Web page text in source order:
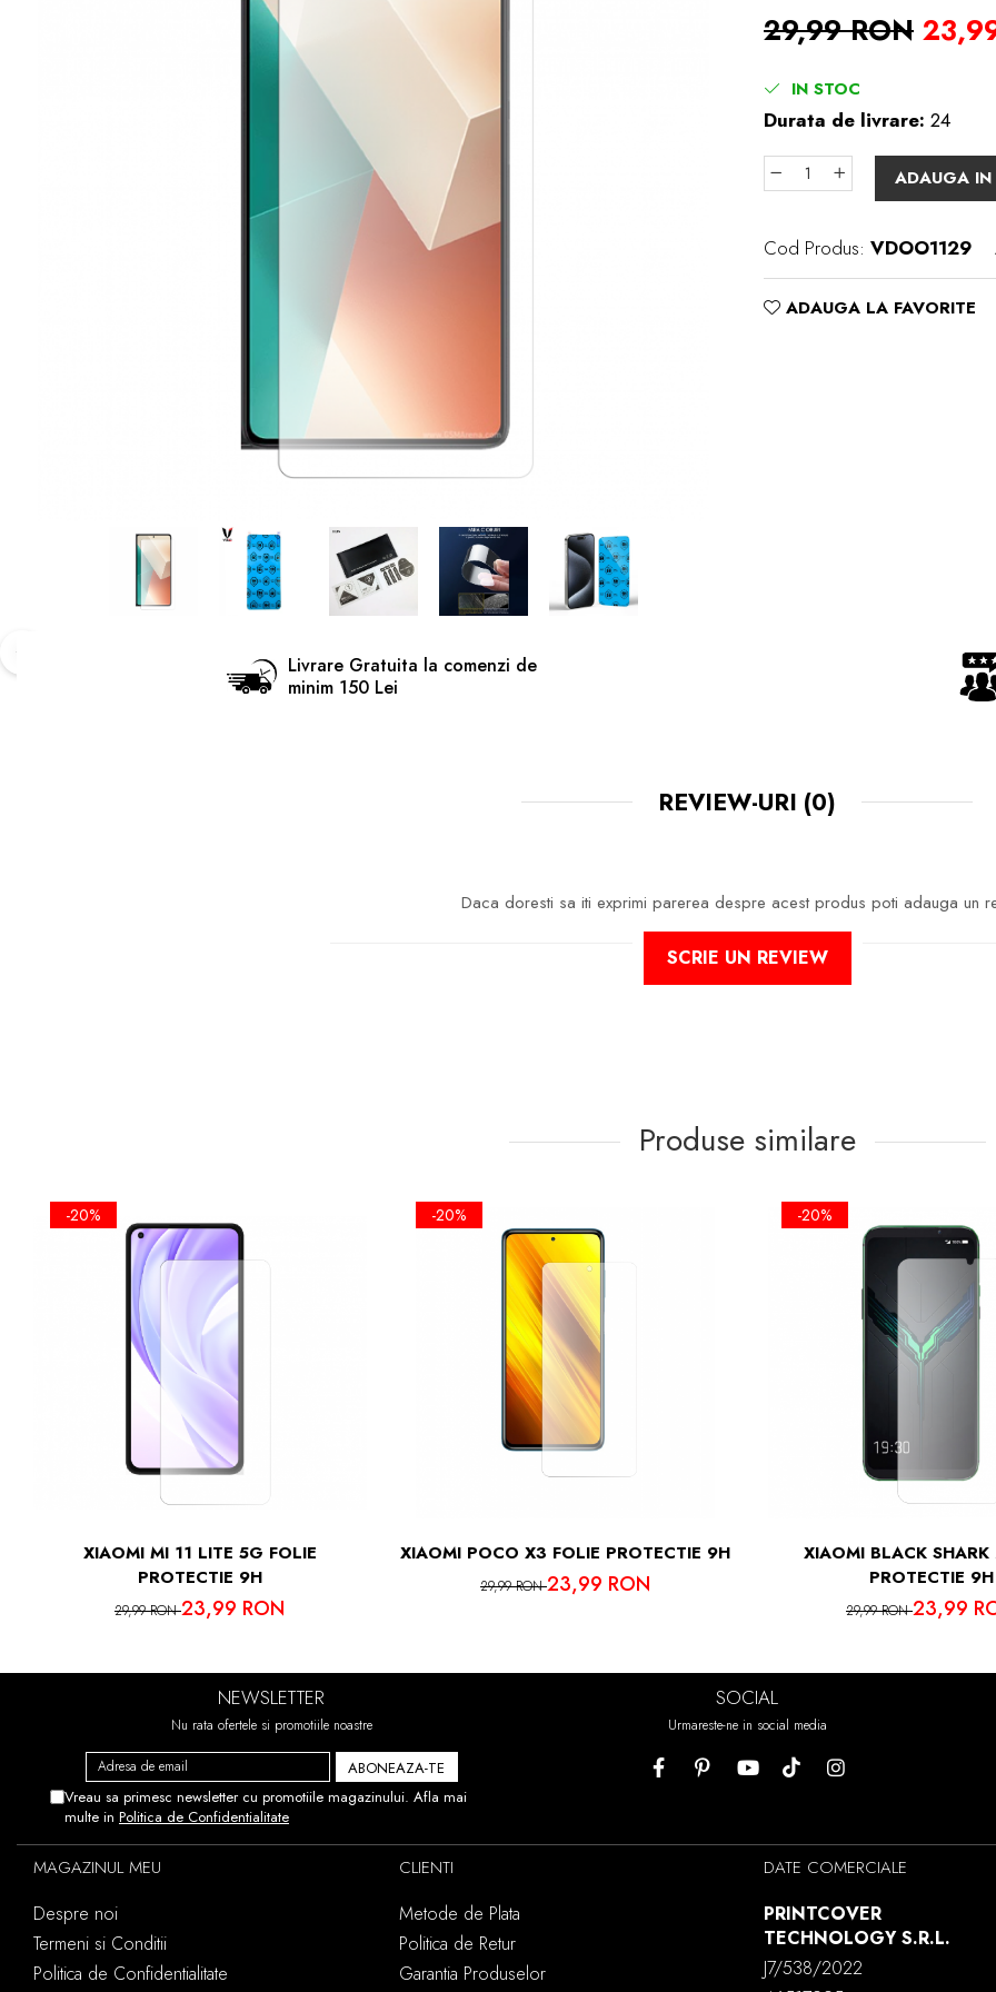
29,99 RON
IN STOC
Durata de livrare: 24
ADAUGA IN
Cod Produs: VDOO1129
ADAUGA LA FAVORITE
Livrare Gratuita la comenzi de
minim 150 Lei
REVIEW-URI (0)
Daca doresti sa iti exprimi parerea despre acest produs poti adauga un
SCRIE UN REVIEW
Produse similare
-20%
XIAOMI MI 11 LITE 5G FOLIE
PROTECTIE 9H
29,99 RON23,99 RON
-20%
XIAOMI POCO X3 FOLIE PROTECTIE 9H
29,99 RON23,99 RON
-20%
XIAOMI BLACK SHARK
PROTECTIE 9H
29,99 RON23,99
NEWSLETTER
Nu rata ofertele si promotiile noastre
Vreau sa primesc newsletter cu promotiile magazinului. Afla mai
multe in Politica de Confidentialitate
SOCIAL
Urmareste-ne in social media
MAGAZINUL MEU
Despre noi
Termeni si Conditii
Politica de Confidentialitate
CLIENTI
Metode de Plata
Politica de Retur
Garantia Produselor
DATE COMERCIALE
PRINTCOVER
TECHNOLOGY S.R.L.
J7/538/2022